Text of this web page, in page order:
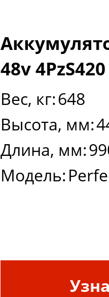
48v 4PzS420
Вес, кг:648
Высота, мм:
Длина, мм:
Модель: